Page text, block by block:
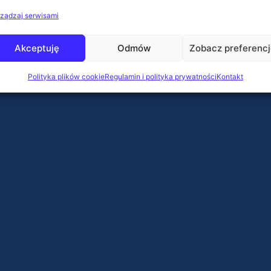
serwisami
Akceptuję Odmów Zobacz
Polityka plików cookieRegulamin i polityka prywatnościKontakt